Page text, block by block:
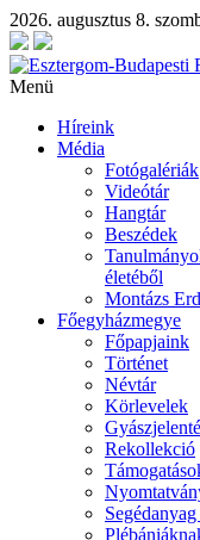
2026. augusztus 8.
Menü
Híreink
Média
Fotógalériák
Videótár
Hangtár
Beszédek
életéből
Montázs
Főegyházmegye
Főpapjaink
Történet
Névtár
Körlevelek
Rekollekció